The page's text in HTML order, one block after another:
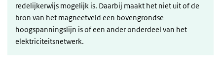
redelijkerwijs mogelijk is. Daarbij maakt het niet uit of de
bron van het magneetveld een bovengrondse
hoogspanningslijn is of een ander onderdeel van het
elektriciteitsnetwerk.